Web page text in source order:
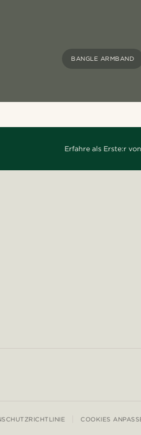
BANGLE ARMBAND
Erfahre als Erste:r
COOKIES